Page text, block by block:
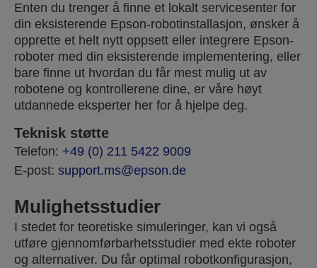
Enten du trenger å finne et lokalt servicesenter for
din eksisterende Epson-robotinstallasjon, ønsker å
opprette et helt nytt oppsett eller integrere Epson-
roboter med din eksisterende implementering, eller
bare finne ut hvordan du får mest mulig ut av
robotene og kontrollerene dine, er våre høyt
utdannede eksperter her for å hjelpe deg.
Teknisk støtte
Telefon: +49 (0) 211 5422 9009
E-post: support.ms@epson.de
Mulighetsstudier
I stedet for teoretiske simuleringer, kan vi også
utføre gjennomførbarhetsstudier med ekte roboter
og alternativer. Du får optimal robotkonfigurasjon,